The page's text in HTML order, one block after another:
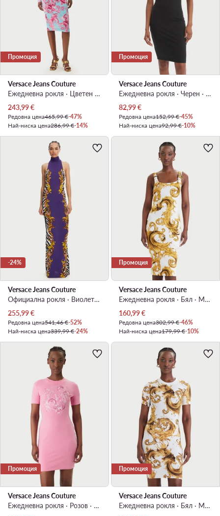
Промоция
Versace Jeans Couture
Ежедневна рокля · Цветен · Мини
Актуална цена
243,99€
Редовна цена465,99 €-47%
Най-ниска цена286,99 €-14%
Промоция
Versace Jeans Couture
Ежедневна рокля · Черен · Мини
Актуална цена
82,99€
Редовна цена152,99 €-45%
Най-ниска цена92,99 €-10%
-24%
Versace Jeans Couture
Официална рокля · Виолетов · Макси, Асиметрична
Актуална цена
255,99€
Редовна цена541,46 €-52%
Най-ниска цена339,99 €-24%
Промоция
Versace Jeans Couture
Ежедневна рокля · Бял · Мини
Актуална цена
160,99€
Редовна цена302,99 €-46%
Най-ниска цена179,99 €-10%
Промоция
Versace Jeans Couture
Ежедневна рокля · Розов · Мини
Промоция
Versace Jeans Couture
Ежедневна рокля · Бял · Мини